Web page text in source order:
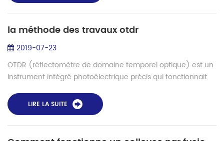
la méthode des travaux otdr
2019-07-23
OTDR (réflectomètre de domaine temporel optique) est un
instrument intégré photoélectrique précis qui fonctionnait
générée par la réflexion de Fre...
LIRE LA SUITE